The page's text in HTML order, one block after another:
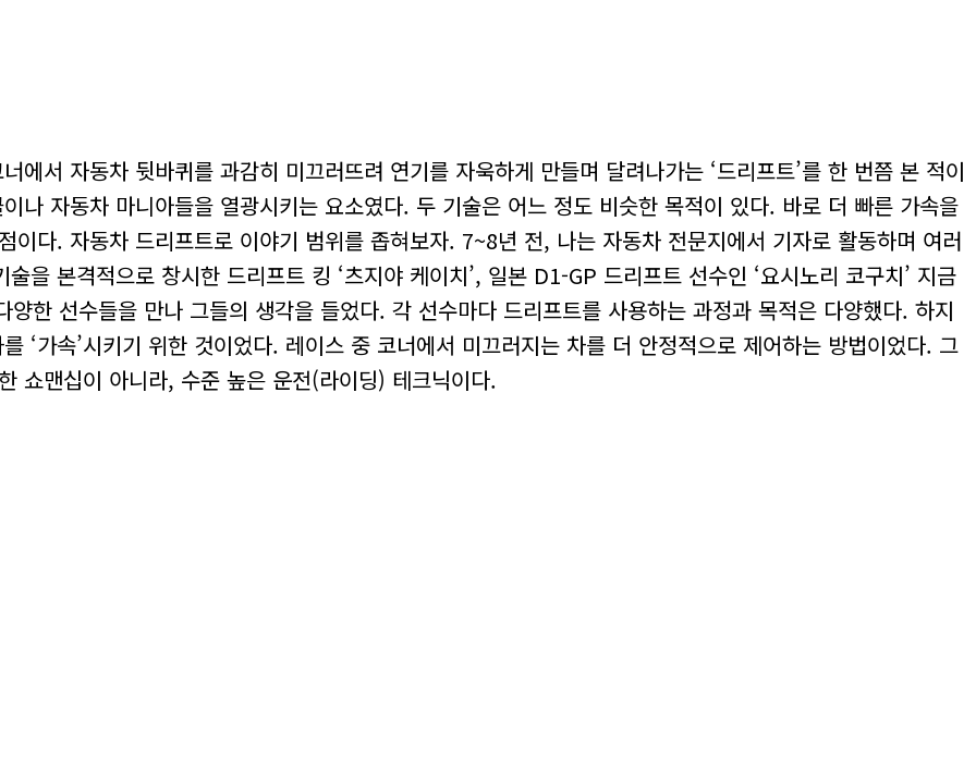
에서 자동차 뒷바퀴를 과감히 미끄러뜨려 연기를 자욱하게 만들며 달려나가는 ‘드리프트’를 한 번쯤 본 적이
나 자동차 마니아들을 열광시키는 요소였다. 두 기술은 어느 정도 비슷한 목적이 있다. 바로 더 빠른 가속을
이다. 자동차 드리프트로 이야기 범위를 좁혀보자. 7~8년 전, 나는 자동차 전문지에서 기자로 활동하며 여러
을 본격적으로 창시한 드리프트 킹 ‘츠지야 케이치’, 일본 D1-GP 드리프트 선수인 ‘요시노리 코구치’ 지금
한 선수들을 만나 그들의 생각을 들었다. 각 선수마다 드리프트를 사용하는 과정과 목적은 다양했다. 하지
‘가속’시키기 위한 것이었다. 레이스 중 코너에서 미끄러지는 차를 더 안정적으로 제어하는 방법이었다. 그
쇼맨십이 아니라, 수준 높은 운전(라이딩) 테크닉이다.